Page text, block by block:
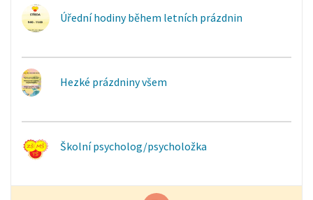
Úřední hodiny během letních prázdnin
Hezké prázdniny všem
Školní psycholog/psycholožka